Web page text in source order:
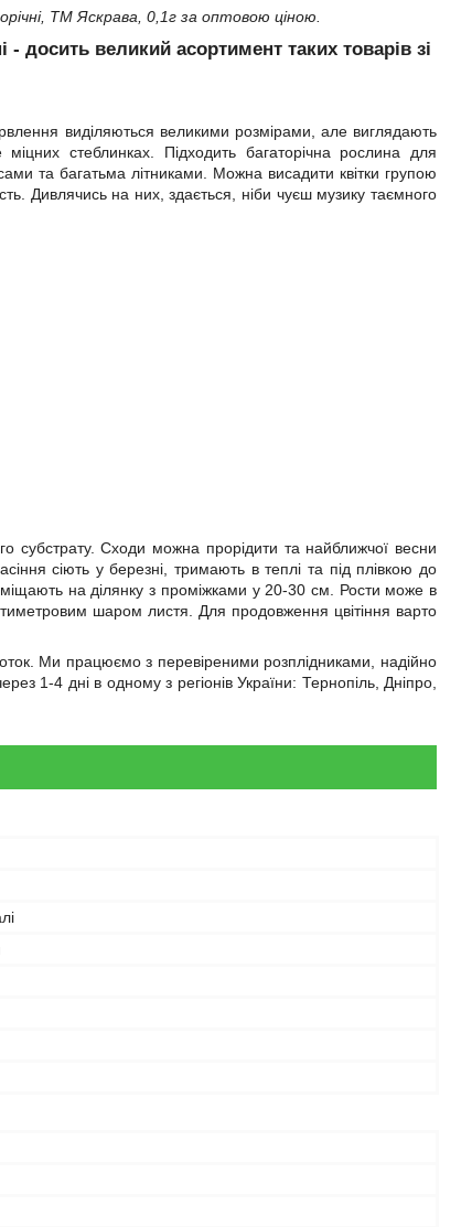
ТМ Яскрава, 0,1г за оптовою ціною.
- досить великий асортимент таких товарів зі
виділяються великими розмірами, але виглядають
стеблинках. Підходить багаторічна рослина для
та багатьма літниками. Можна висадити квітки групою
Дивлячись на них, здається, ніби чуєш музику таємного
субстрату. Сходи можна прорідити та найближчої весни
сіють у березні, тримають в теплі та під плівкою до
на ділянку з проміжками у 20-30 см. Рости може в
шаром листя. Для продовження цвітіння варто
Ми працюємо з перевіреними розплідниками, надійно
1-4 дні в одному з регіонів України: Тернопіль, Дніпро,